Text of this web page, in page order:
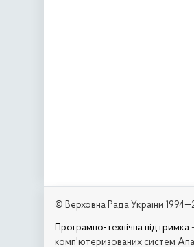
© Верховна Рада України
Програмно-технічна підтримка
комп'ютеризованих систем